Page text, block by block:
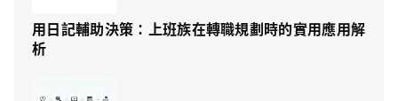
用日記輔助決策：上班族在轉職規劃時的實用應用解
析